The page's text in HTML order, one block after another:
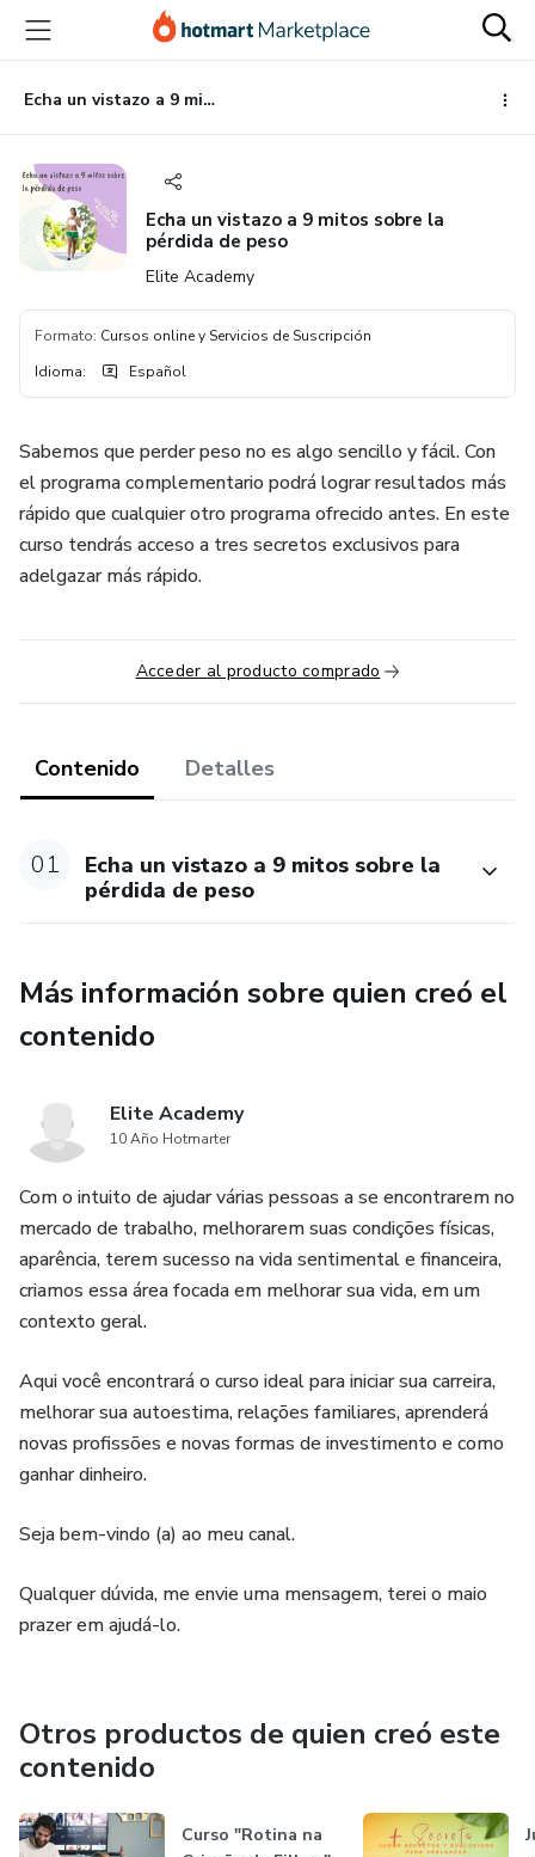
principal
página
de
página
Echa un vistazo a 9 mitos sobre la pérdida de peso
Echa un vistazo a 9 mitos sobre la
pérdida de peso
Elite Academy
Formato: Cursos online y Servicios de Suscripción
Idioma: Español
Sabemos que perder peso no es algo sencillo y fácil. Con
el programa complementario podrá lograr resultados más
rápido que cualquier otro programa ofrecido antes. En este
curso tendrás acceso a tres secretos exclusivos para
adelgazar más rápido.
Acceder al producto comprado
Contenido Detalles
01
Echa un vistazo a 9 mitos sobre la
pérdida de peso
Más información sobre quien creó el
contenido
Elite Academy
10 Año Hotmarter
Com o intuito de ajudar várias pessoas a se encontrarem no
mercado de trabalho, melhorarem suas condições físicas,
aparência, terem sucesso na vida sentimental e financeira,
criamos essa área focada em melhorar sua vida, em um
contexto geral.
Aqui você encontrará o curso ideal para iniciar sua carreira,
melhorar sua autoestima, relações familiares, aprenderá
novas profissões e novas formas de investimento e como
ganhar dinheiro.
Seja bem-vindo (a) ao meu canal.
Qualquer dúvida, me envie uma mensagem, terei o maio
prazer em ajudá-lo.
Otros productos de quien creó este
contenido
Curso "Rotina na